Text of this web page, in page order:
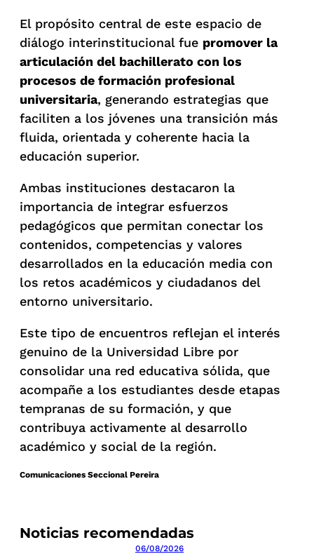
Noticias recomendadas
06/08/2026
El propósito central de este espacio de
diálogo interinstitucional fue promover la
articulación del bachillerato con los
procesos de formación profesional
universitaria, generando estrategias que
faciliten a los jóvenes una transición más
fluida, orientada y coherente hacia la
educación superior.
Ambas instituciones destacaron la
importancia de integrar esfuerzos
pedagógicos que permitan conectar los
contenidos, competencias y valores
desarrollados en la educación media con
los retos académicos y ciudadanos del
entorno universitario.
Este tipo de encuentros reflejan el interés
genuino de la Universidad Libre por
consolidar una red educativa sólida, que
acompañe a los estudiantes desde etapas
tempranas de su formación, y que
contribuya activamente al desarrollo
académico y social de la región.
Comunicaciones Seccional Pereira